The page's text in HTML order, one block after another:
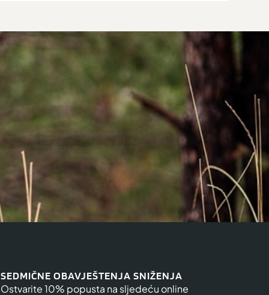
SEDMIČNE OBAVJEŠTENJA SNIŽENJA
Ostvarite 10% popusta na sljedeću online